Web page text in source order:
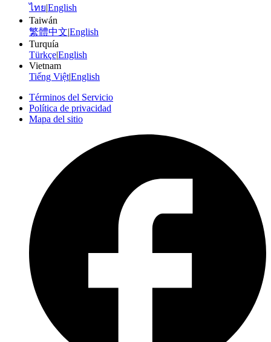
ไทย|English
Taiwán
繁體中文|English
Turquía
Türkçe|English
Vietnam
Tiếng Việt|English
Términos del Servicio
Política de privacidad
Mapa del sitio